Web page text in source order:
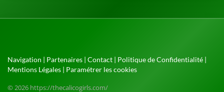
Navigation | Partenaires | Contact | Politique de Confidentialité |
Mentions Légales | Paramétrer les cookies
© 2026 https://thecalicogirls.com/